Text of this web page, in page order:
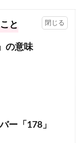
と
の意味
ー「178」